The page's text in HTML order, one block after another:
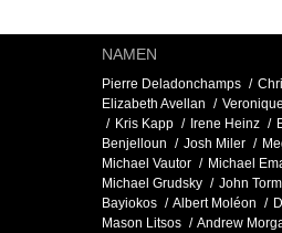
NAMEN
Pierre Deladonchamps
Elizabeth Avellan
Kris Kapp
Irene Heinz
Benjelloun
Josh Miler
Michael Vautor
Michael
Michael Grudsky
John
Bayiokos
Albert Moléon
Mason Litsos
Andrew